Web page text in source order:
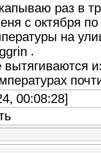
раз в
с октября
на
.
00:08:28]